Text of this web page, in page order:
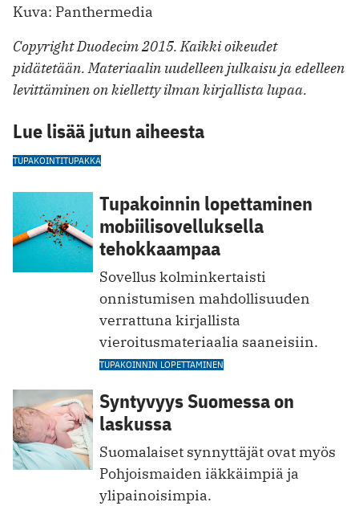
Kuva: Panthermedia
Copyright Duodecim 2015. Kaikki oikeudet
pidätetään. Materiaalin uudelleen julkaisu ja edelleen
levittäminen on kielletty ilman kirjallista lupaa.
Lue lisää jutun aiheesta
TUPAKOINTITUPAKKA
Tupakoinnin lopettaminen
mobiilisovelluksella
tehokkaampaa
Sovellus kolminkertaisti
onnistumisen mahdollisuuden
verrattuna kirjallista
vieroitusmateriaalia saaneisiin.
TUPAKOINNIN LOPETTAMINEN
Syntyvyys Suomessa on
laskussa
Suomalaiset synnyttäjät ova t myös
Pohjoismaiden iäkkäimpiä ja
ylipainoisimpia.